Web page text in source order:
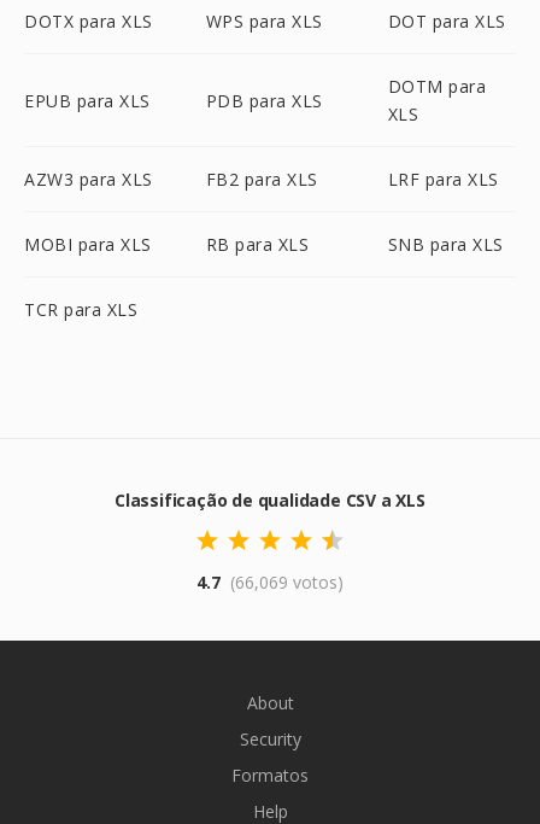
DOTX para XLS WPS para XLS DOT para XLS
EPUB para XLS PDB para XLS
DOTM para
XLS
AZW3 para XLS FB2 para XLS LRF para XLS
MOBI para XLS RB para XLS SNB para XLS
TCR para XLS
Classificação de qualidade CSV a XLS
4.7 (66,069 votos)
About
Security
Formatos
Help